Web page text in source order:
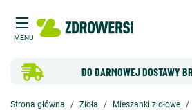
MENU
DO DARMOWEJ DOSTAWY
Strona główna Zioła Mieszanki ziołowe